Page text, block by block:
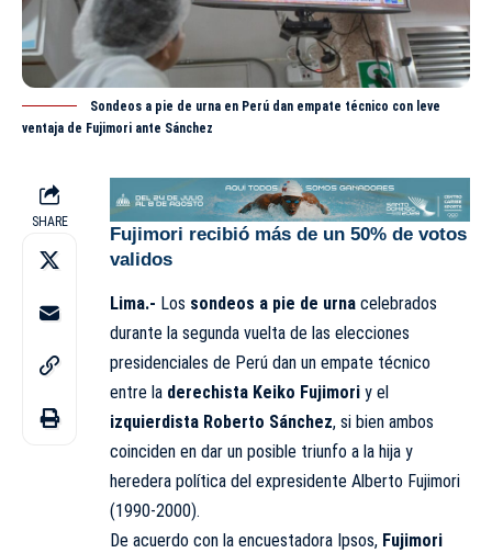
Sondeos a pie de urna en Perú dan empate técnico con leve
ventaja de Fujimori ante Sánchez
SHARE
Fujimori recibió más de un 50% de votos
validos
Lima.- Los sondeos a pie de urna celebrados
durante la segunda vuelta de las elecciones
presidenciales de Perú dan un empate técnico
entre la derechista Keiko Fujimori y el
izquierdista Roberto Sánchez, si bien ambos
coinciden en dar un posible triunfo a la hija y
heredera política del expresidente Alberto Fujimori
(1990-2000).
De acuerdo con la encuestadora Ipsos, Fujimori